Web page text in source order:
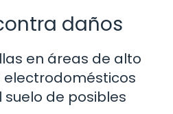
daños
en áreas de alto
electrodomésticos
de posibles